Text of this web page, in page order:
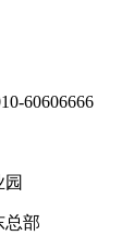
60606666
总部